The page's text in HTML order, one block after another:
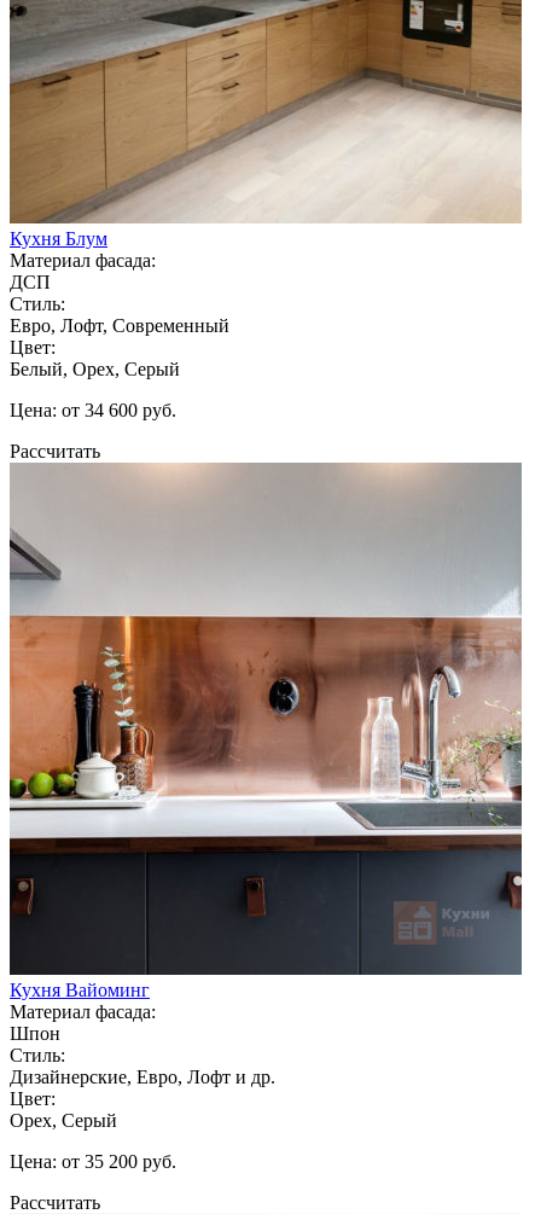
Кухня Блум
Материал фасада:
ДСП
Стиль:
Евро, Лофт, Современный
Цвет:
Белый, Орех, Серый
Цена: от 34 600 руб.
Рассчитать
Кухня Вайоминг
Материал фасада:
Шпон
Стиль:
Дизайнерские, Евро, Лофт и др.
Цвет:
Орех, Серый
Цена: от 35 200 руб.
Рассчитать